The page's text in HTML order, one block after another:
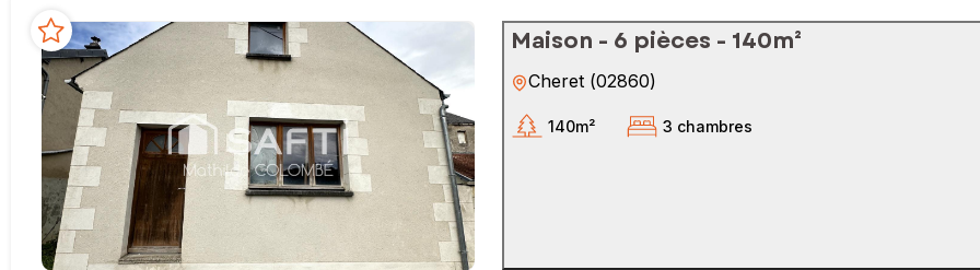
Maison - 6 pièces - 140m²
Cheret (02860)
140m² 3 chambres